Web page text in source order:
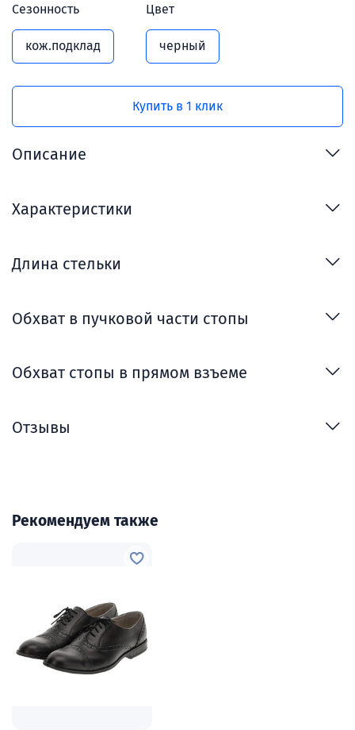
Купить в 1 клик
Сезонность
кож.подклад
Цвет
черный
Описание
Характеристики
Длина стельки
Обхват в пучковой части стопы
Обхват стопы в прямом взъеме
Отзывы
Рекомендуем также